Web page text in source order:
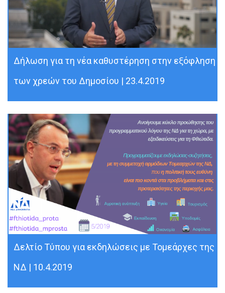
Δήλωση για τη νέα καθυστέρηση στην εξόφληση
των χρεών του Δημοσίου | 23.4.2019
Δελτίο Τύπου για εκδηλώσεις με Τομεάρχες της
ΝΔ | 10.4.2019